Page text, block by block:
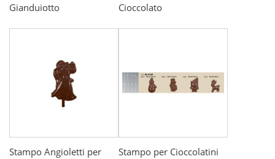
Gianduiotto
Cioccolato
Stampo Angioletti per
Stampo per Cioccolatini